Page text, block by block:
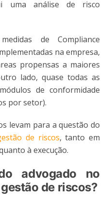
uma análise de risco
de Compliance
na empresa,
propensas a maiores
lado, quase todas as
de conformidade
por setor).
levam para a questão do
de riscos, tanto em
à execução.
advogado no
de riscos?